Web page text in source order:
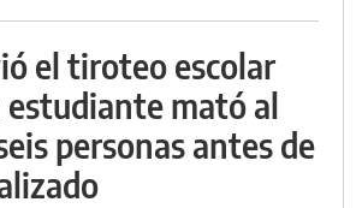
el tiroteo escolar
estudiante mató al
personas antes de